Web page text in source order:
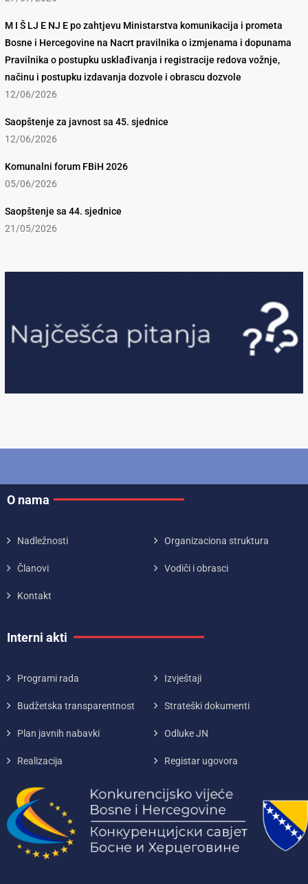
M I Š LJ E NJ E po zahtjevu Ministarstva komunikacija i prometa
Bosne i Hercegovine na Nacrt pravilnika o izmjenama i dopunama
Pravilnika o postupku usklađivanja i registracije redova vožnje,
načinu i postupku izdavanja dozvole i obrascu dozvole
12/06/2026
Saopštenje za javnost sa 45. sjednice
12/06/2026
Komunalni forum FBiH 2026
05/06/2026
Saopštenje sa 44. sjednice
21/05/2026
O nama
Nadležnosti Organizaciona struktura
Članovi Vodiči i obrasci
Kontakt
Interni akti
Programi rada Izvještaji
Budžetska transparentnost Strateški dokumenti
Plan javnih nabavki Odluke JN
Realizacija Registar ugovora